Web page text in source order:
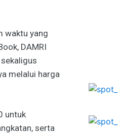
waktu yang
DAMRI
melalui harga
untuk
serta